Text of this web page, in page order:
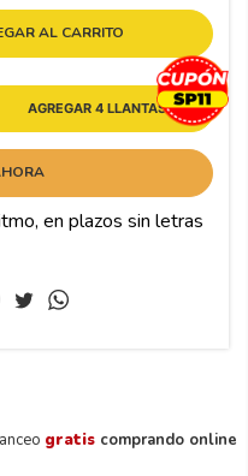
AL CARRITO
AGREGAR 4 LLANTAS
gratis comprando online